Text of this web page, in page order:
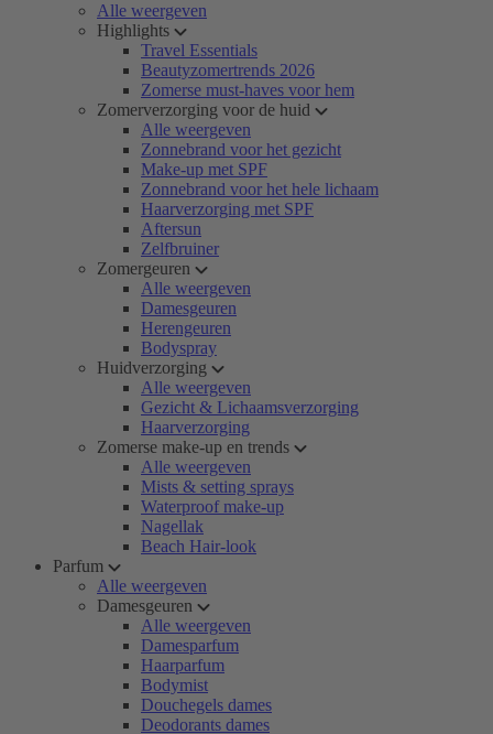
Alle weergeven
Highlights
Travel Essentials
Beautyzomertrends 2026
Zomerse must-haves voor hem
Zomerverzorging voor de huid
Alle weergeven
Zonnebrand voor het gezicht
Make-up met SPF
Zonnebrand voor het hele lichaam
Haarverzorging met SPF
Aftersun
Zelfbruiner
Zomergeuren
Alle weergeven
Damesgeuren
Herengeuren
Bodyspray
Huidverzorging
Alle weergeven
Gezicht & Lichaamsverzorging
Haarverzorging
Zomerse make-up en trends
Alle weergeven
Mists & setting sprays
Waterproof make-up
Nagellak
Beach Hair-look
Parfum
Alle weergeven
Damesgeuren
Alle weergeven
Damesparfum
Haarparfum
Bodymist
Douchegels dames
Deodorants dames